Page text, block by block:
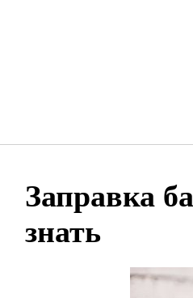
Заправка
знать